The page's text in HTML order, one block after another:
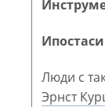
Люди с
Эрнст